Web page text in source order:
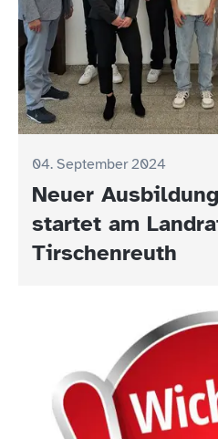
04. September 2024
Neuer
startet am
Tirschenreuth